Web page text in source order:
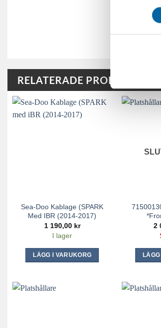
RELATERADE PRODUKTER
Sea-Doo Kablage (SPARK
Med IBR (2014-2017)
1 190,00 kr
I lager
LÄGG I VARUKORG
2